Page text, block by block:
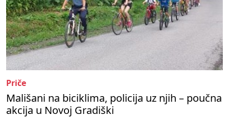
Priče
Mališani na biciklima, policija uz njih – poučna
akcija u Novoj Gradiški